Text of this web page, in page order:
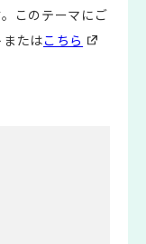
このテーマにご
たはこちら